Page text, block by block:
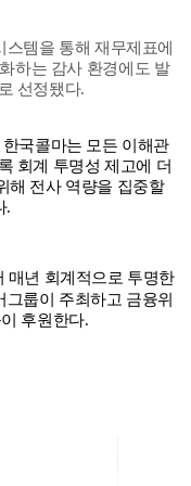
템을 통해 재무제표에
하는 감사 환경에도 발
선정됐다.
국콜마는 모든 이해관
회계 투명성 제고에 더
해 전사 역량을 집중할
.
매년 회계적으로 투명한
룹이 주최하고 금융위
후원한다.